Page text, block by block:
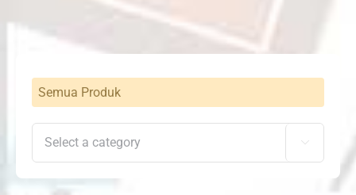
Rp1,298,000.
Semua Produk
